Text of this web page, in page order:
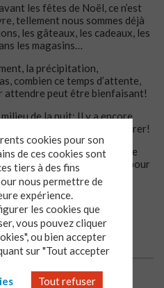
les fêtes de Noël, ce n’est
tellement nous sommes déjà
les gâteaux, les cadeaux, les
les magasins…
la précipitation,
combien ce temps d’attente,
attendre peut être bienfaisant!
de la nuit: Il y a encore
il y a encore quelqu’un à désirer!
temps en confiance parce que
de sa lumière notre nuit, pour
vie.
cookies pour son
de ces cookies sont
tiers à des fins
nous permettre de
expérience.
les cookies que
vous pouvez cliquer
ou bien accepter
sur "Tout accepter
Tout refuser